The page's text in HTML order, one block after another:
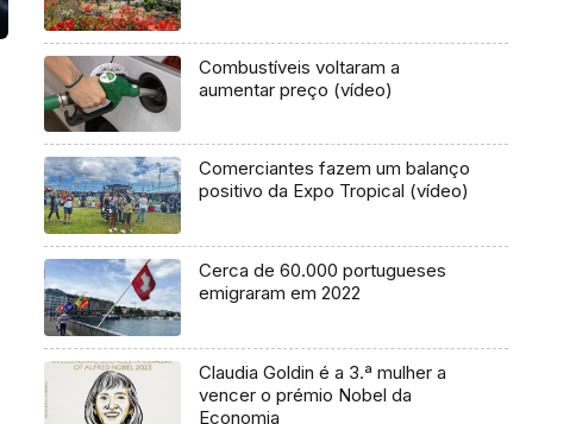
Combustíveis voltaram a
aumentar preço (vídeo)
Comerciantes fazem um balanço
positivo da Expo Tropical (vídeo)
Cerca de 60.000 portugueses
emigraram em 2022
Claudia Goldin é a 3.ª mulher a
vencer o prémio Nobel da
Economia